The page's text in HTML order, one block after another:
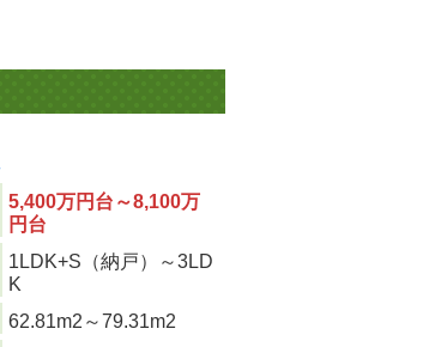
5,400万円台～8,100万
円台
1LDK+S（納戸）～3LD
K
62.81m2 ～79.31m2